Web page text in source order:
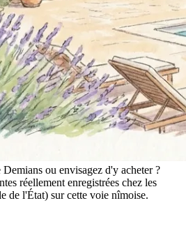
ou envisagez d'y acheter ?
réellement enregistrées chez les
de l'État) sur cette voie nîmoise.